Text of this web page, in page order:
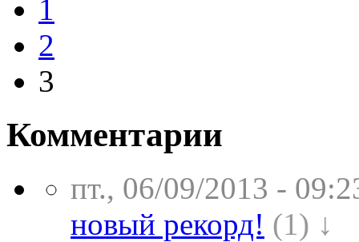
1
2
3
Комментарии
пт., 06/09/2013 -
новый рекорд! (1) ↓